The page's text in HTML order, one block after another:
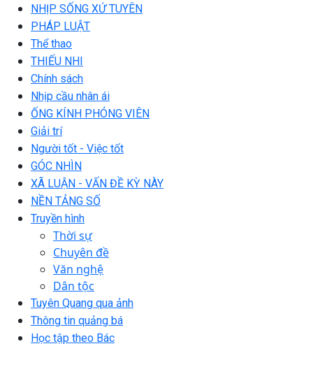
NHỊP SỐNG XỨ TUYÊN
PHÁP LUẬT
Thể thao
THIẾU NHI
Chính sách
Nhịp cầu nhân ái
ỐNG KÍNH PHÓNG VIÊN
Giải trí
Người tốt - Việc tốt
GÓC NHÌN
XÃ LUẬN - VẤN ĐỀ KỲ NÀY
NỀN TẢNG SỐ
Truyền hình
Thời sự
Chuyên đề
Văn nghệ
Dân tộc
Tuyên Quang qua ảnh
Thông tin quảng bá
Học tập theo Bác